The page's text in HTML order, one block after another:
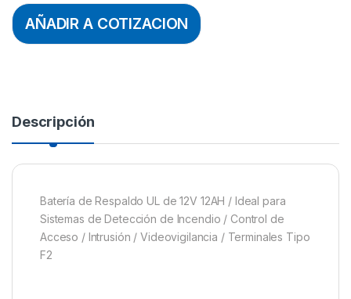
AÑADIR A COTIZACION
Descripción
Batería de Respaldo UL de 12V 12AH / Ideal para
Sistemas de Detección de Incendio / Control de
Acceso / Intrusión / Videovigilancia / Terminales Tipo
F2